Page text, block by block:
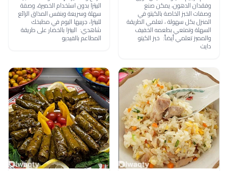
وفقدان الدهون، يمكن صنع
وصفات الخبز الخاصة بالكيتو في
المنزل بكل سهولة ، تعلمي الطريقة
السهلة وتمتعي بطعمه الخفيف
والمميز تعلمي أيضاً: خبز الكيتو
دايت
البيتزا بدون استخدام الخميرة، وصفة
سهلة وسريعة وبنفس المذاق الرائع
للبيتزا، جربيها اليوم في مطبخك
شاهدي: البيتزا بالخضار على طريقة
المطاعم بالفيديو